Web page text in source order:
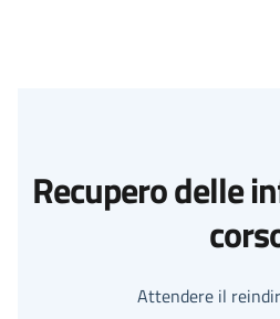
Recupero delle
Attendere il